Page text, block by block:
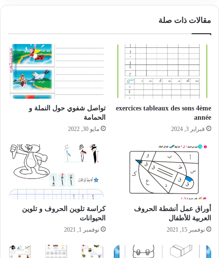
مقالات ذات صلة
exercices tableaux des sons 4ème
année
فبراير 3, 2024
تواصل شفوي حول النملة و
الحمامة
مايو 30, 2022
أوراق عمل أنشطة الحروف
العربية للأطفال
نوفمبر 15, 2021
كراسة تلوين الحروف و تلوين
الحيوانات
نوفمبر 1, 2021